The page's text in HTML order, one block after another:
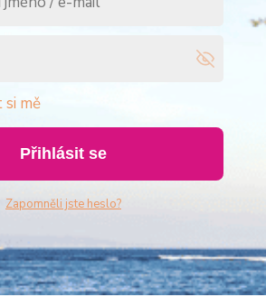
si mě
Přihlásit se
Zapomněli jste heslo?